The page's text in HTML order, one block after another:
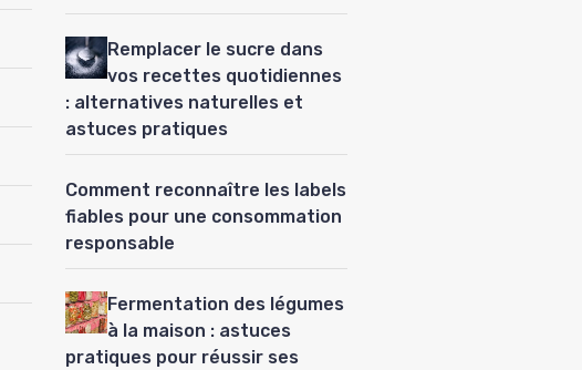
Remplacer le sucre dans
vos recettes quotidiennes
: alternatives naturelles et
astuces pratiques
Comment reconnaître les labels
fiables pour une consommation
responsable
Fermentation des légumes
à la maison : astuces
pratiques pour réussir ses